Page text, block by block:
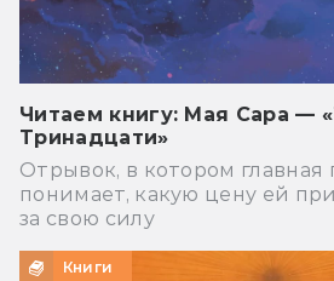
Читаем книгу: Мая Сара —
Тринадцати»
Отрывок, в котором главная
понимает, какую цену ей
за свою силу
Книги